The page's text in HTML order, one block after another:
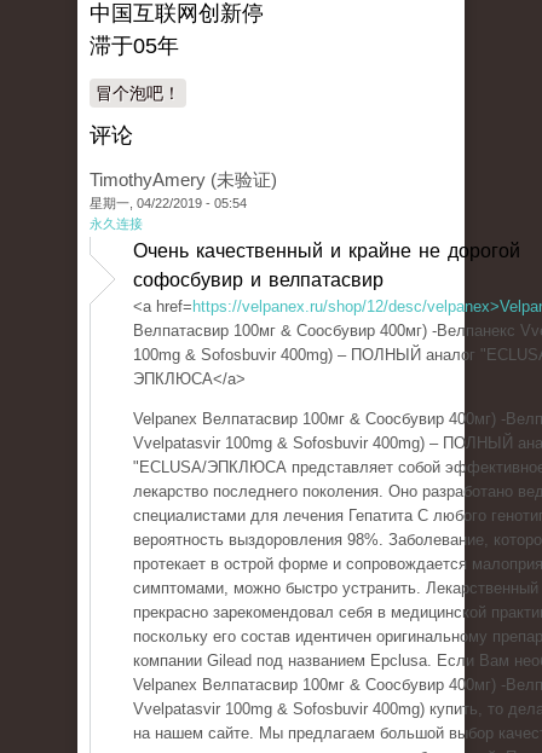
中国互联网创新停
滞于05年
冒个泡吧！
评论
TimothyAmery (未验证)
星期一, 04/22/2019 - 05:54
永久连接
Очень качественный и крайне не дорогой
софосбувир и велпатасвир
<a href= https://velpanex.ru/shop/12/desc/
Велпатасвир 100мг & Соосбувир 400мг) -Велпанекс
100mg & Sofosbuvir 400mg) – ПОЛНЫЙ аналог
ЭПКЛЮСА</a>
Velpanex Велпатасвир 100мг & Соосбувир 400мг) -
Vvelpatasvir 100mg & Sofosbuvir 400mg) – ПОЛНЫЙ
"ECLUSA/ЭПКЛЮСА представляет собой
лекарство последнего поколения. Оно разработано
специалистами для лечения Гепатита С любого
вероятность выздоровления 98%. Заболевание,
протекает в острой форме и сопровождается
симптомами, можно быстро устранить. Лекарственный
прекрасно зарекомендовал себя в медицинской
поскольку его состав идентичен оригинальному
компании Gilead под названием Epclusa. Если Вам
Velpanex Велпатасвир 100мг & Соосбувир 400мг) -
Vvelpatasvir 100mg & Sofosbuvir 400mg) купить, то
на нашем сайте. Мы предлагаем большой выбор